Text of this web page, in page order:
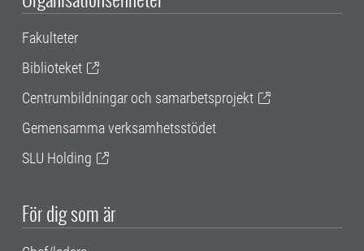
Fakulteter
Biblioteket
Centrumbildningar och samarbetsprojekt
Gemensamma verksamhetsstödet
SLU Holding
För dig som är